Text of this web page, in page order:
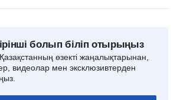
болып біліп отырыңыз
өзекті жаңалықтарынан,
видеолар мен эксклюзивтерден